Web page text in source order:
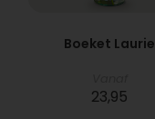
Boeket Laurie
23,95